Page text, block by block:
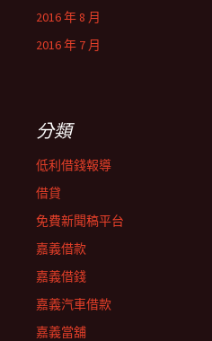
2016 年 8 月
2016 年 7 月
分類
低利借錢報導
借貸
免費新聞稿平台
嘉義借款
嘉義借錢
嘉義汽車借款
嘉義當舖